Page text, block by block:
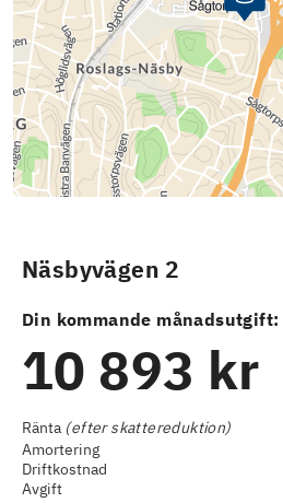
Näsbyvägen 2
Din kommande månadsutgift:
10 893 kr
Ränta (efter skattereduktion)
Amortering
Driftkostnad
Avgift